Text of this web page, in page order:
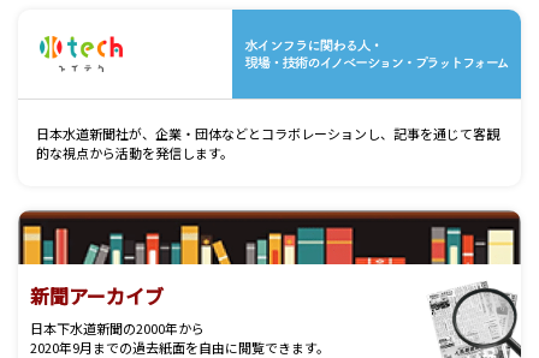
日本水道新聞社が、企業・団体などとコラボレーションし、記事を通じて客観
的な視点から活動を発信します。
新聞アーカイブ
日本下水道新聞の2000年から
2020年9月までの過去紙面を自由に閲覧できます。